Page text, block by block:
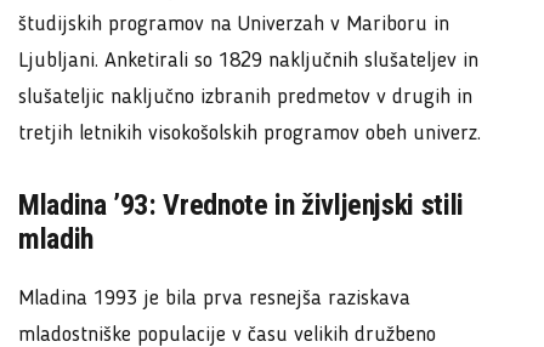
študijskih programov na Univerzah v Mariboru in
Ljubljani. Anketirali so 1829 naključnih slušateljev in
slušateljic naključno izbranih predmetov v drugih in
tretjih letnikih visokošolskih programov obeh univerz.
Mladina ’93: Vrednote in življenjski stili
mladih
Mladina 1993 je bila prva resnejša raziskava
mladostniške populacije v času velikih družbeno